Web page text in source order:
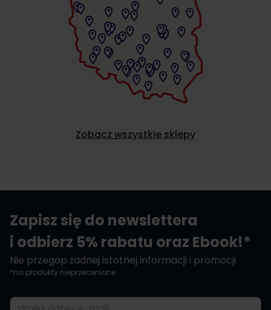
Zobacz wszystkie sklepy
Zapisz się do newslettera
i odbierz 5% rabatu oraz Ebook!*
Nie przegap żadnej istotnej informacji i promocji.
*na produkty nieprzecenione
Adres e-mail